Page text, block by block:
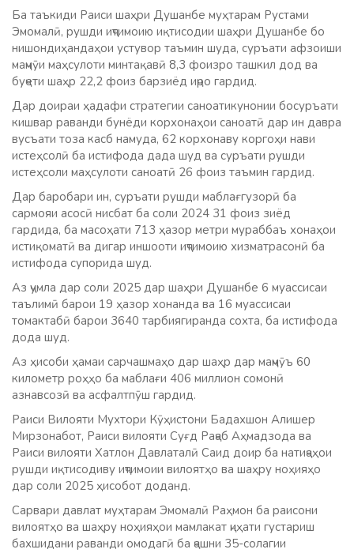
Ба таъкиди Раиси шаҳри Душанбе муҳтарам Рустами
Эмомалӣ, рушди иҷтимоию иқтисодии шаҳри Душанбе бо
нишондиҳандаҳои устувор таъмин шуда, суръати афзоиши
маҷмӯи маҳсулоти минтақавӣ 8,3 фоизро ташкил дод ва
буҷети шаҳр 22,2 фоиз барзиёд иҷро гардид.
Дар доираи ҳадафи стратегии саноатикунонии босуръати
кишвар раванди бунёди корхонаҳои саноатӣ дар ин давра
вусъати тоза касб намуда, 62 корхонаву коргоҳи нави
истеҳсолӣ ба истифода дада шуд ва суръати рушди
истеҳсоли маҳсулоти саноатӣ 26 фоиз таъмин гардид.
Дар баробари ин, суръати рушди маблағгузорӣ ба
сармояи асосӣ нисбат ба соли 2024 31 фоиз зиёд
гардида, ба масоҳати 713 ҳазор метри мураббаъ хонаҳои
истиқоматӣ ва дигар иншооти иҷтимоию хизматрасонӣ ба
истифода супорида шуд.
Аз ҷумла дар соли 2025 дар шаҳри Душанбе 6 муассисаи
таълимӣ барои 19 ҳазор хонанда ва 16 муассисаи
томактабӣ барои 3640 тарбиягиранда сохта, ба истифода
дода шуд.
Аз ҳисоби ҳамаи сарчашмаҳо дар шаҳр дар маҷмӯъ 60
километр роҳҳо ба маблағи 406 миллион сомонӣ
азнавсозӣ ва асфалтпӯш гардид.
Раиси Вилояти Мухтори Кӯҳистони Бадахшон Алишер
Мирзонабот, Раиси вилояти Суғд Раҷаб Аҳмадзода ва
Раиси вилояти Хатлон Давлаталӣ Саид доир ба натиҷаҳои
рушди иқтисодиву иҷтимоии вилоятҳо ва шаҳру ноҳияҳо
дар соли 2025 ҳисобот доданд.
Сарвари давлат муҳтарам Эмомалӣ Раҳмон ба раисони
вилоятҳо ва шаҳру ноҳияҳои мамлакат ҷиҳати густариш
бахшидани раванди омодагӣ ба ҷашни 35-солагии